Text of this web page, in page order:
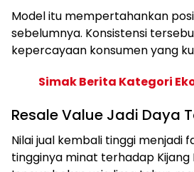
Model itu mempertahankan
sebelumnya. Konsistensi
kepercayaan konsumen yang
Simak Berita Kategori
Resale Value Jadi Daya
Nilai jual kembali tinggi menjadi
tingginya minat terhadap Kijang